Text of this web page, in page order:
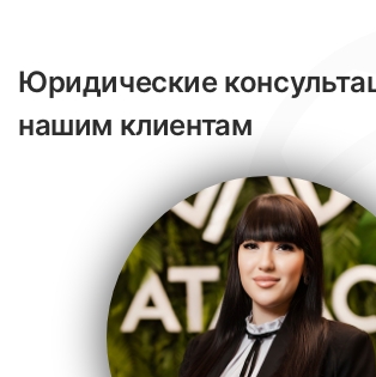
Юридические
нашим клиентам